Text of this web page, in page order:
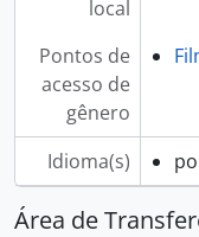
local
Pontos de
acesso de
gênero
Idioma(s)
Área de